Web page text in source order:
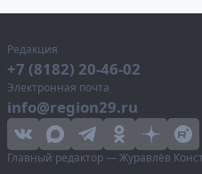
Редакция
+7 (8182) 20-46-02
Электронная почта
info@region29.ru
Главный редактор — Журавлёв